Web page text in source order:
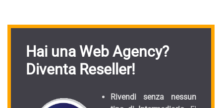
Hai una Web Agency?
Diventa Reseller!
Rivendi senza nessun